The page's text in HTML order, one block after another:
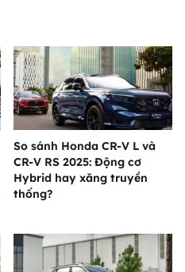
So sánh Honda CR-V L và
CR-V RS 2025: Động cơ
Hybrid hay xăng truyền
thống?